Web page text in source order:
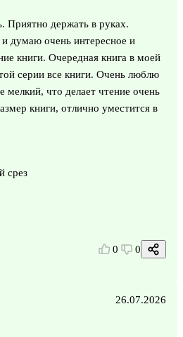
Приятно держать в руках.
думаю очень интересное и
книги. Очередная книга в моей
серии все книги. Очень люблю
что делает чтение очень
книги, отлично уместится в
срез
0 0
26.07.2026